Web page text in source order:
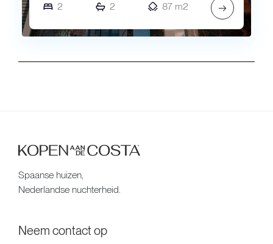
2
2 87 m2 →
Spaanse huizen,
Nederlandse nuchterheid.
Neem contact op